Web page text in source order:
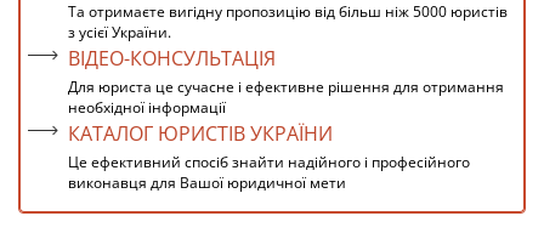
Та отримаєте вигідну пропозицію від більш ніж 5000 юристів
з усієї України.
ВІДЕО-КОНСУЛЬТАЦІЯ
Для юриста це сучасне і ефективне рішення для отримання
необхідної інформації
КАТАЛОГ ЮРИСТІВ УКРАЇНИ
Це ефективний спосіб знайти надійного і професійного
виконавця для Вашої юридичної мети